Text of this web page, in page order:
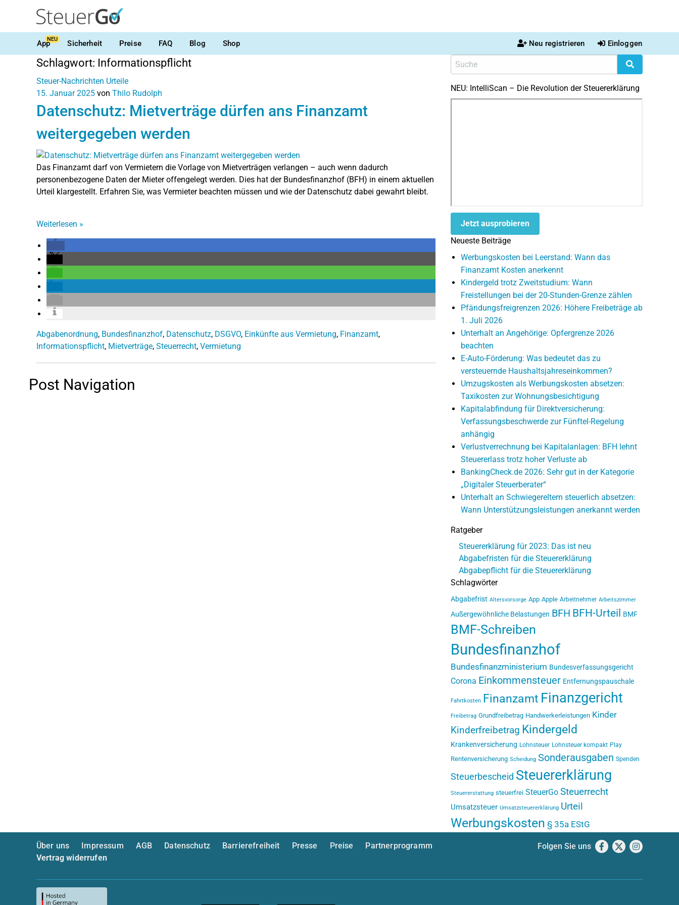
AppNEU Sicherheit Preise FAQ Blog Shop Neu registrieren Einloggen
Schlagwort: Informationspflicht
Steuer-Nachrichten Urteile
15. Januar 2025 von Thilo Rudolph
Datenschutz: Mietverträge dürfen ans Finanzamt
weitergegeben werden
Das Finanzamt darf von Vermietern die Vorlage von Mietverträgen verlangen – auch wenn dadurch
personenbezogene Daten der Mieter offengelegt werden. Dies hat der Bundesfinanzhof (BFH) in einem aktuellen
Urteil klargestellt. Erfahren Sie, was Vermieter beachten müssen und wie der Datenschutz dabei gewahrt bleibt.
Weiterlesen »
Abgabenordnung, Bundesfinanzhof, Datenschutz, DSGVO, Einkünfte aus Vermietung, Finanzamt,
Informationspflicht, Mietverträge, Steuerrecht, Vermietung
Post Navigation
NEU: IntelliScan – Die Revolution der Steuererklärung
Jetzt ausprobieren
Neueste Beiträge
Werbungskosten bei Leerstand: Wann das
Finanzamt Kosten anerkennt
Kindergeld trotz Zweitstudium: Wann
Freistellungen bei der 20-Stunden-Grenze zählen
Pfändungsfreigrenzen 2026: Höhere Freibeträge ab
1. Juli 2026
Unterhalt an Angehörige: Opfergrenze 2026
beachten
E-Auto-Förderung: Was bedeutet das zu
versteuernde Haushaltsjahreseinkommen?
Umzugskosten als Werbungskosten absetzen:
Taxikosten zur Wohnungsbesichtigung
Kapitalabfindung für Direktversicherung:
Verfassungsbeschwerde zur Fünftel-Regelung
anhängig
Verlustverrechnung bei Kapitalanlagen: BFH lehnt
Steuererlass trotz hoher Verluste ab
BankingCheck.de 2026: Sehr gut in der Kategorie
„Digitaler Steuerberater“
Unterhalt an Schwiegereltern steuerlich absetzen:
Wann Unterstützungsleistungen anerkannt werden
Ratgeber
Steuererklärung für 2023: Das ist neu
Abgabefristen für die Steuererklärung
Abgabepflicht für die Steuererklärung
Schlagwörter
Abgabefrist Altersvorsorge App Apple Arbeitnehmer Arbeitszimmer
Außergewöhnliche Belastungen BFH BFH-Urteil BMF
BMF-Schreiben
Bundesfinanzhof
Bundesfinanzministerium Bundesverfassungsgericht
Corona Einkommensteuer Entfernungspauschale
Fahrtkosten Finanzamt Finanzgericht
Freibetrag Grundfreibetrag Handwerkerleistungen Kinder
Kinderfreibetrag Kindergeld
Krankenversicherung Lohnsteuer Lohnsteuer kompakt Play
Rentenversicherung Scheidung Sonderausgaben Spenden
Steuerbescheid Steuererklärung
Steuererstattung steuerfrei SteuerGo Steuerrecht
Umsatzsteuer Umsatzsteuererklärung Urteil
Werbungskosten § 35a EStG
Über uns Impressum AGB Datenschutz Barrierefreiheit Presse Preise
Partnerprogramm
Vertrag widerrufen
Folgen Sie uns Facebook
X Instagram